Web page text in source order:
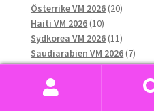
Österrike VM 2026 2020
Haiti VM 2026 1010
produkter
Sydkorea VM 2026 1111
Saudiarabien VM 2026 77
Curaçao VM 2026 1515
Ghana VM 2026
Egypten VM 2026